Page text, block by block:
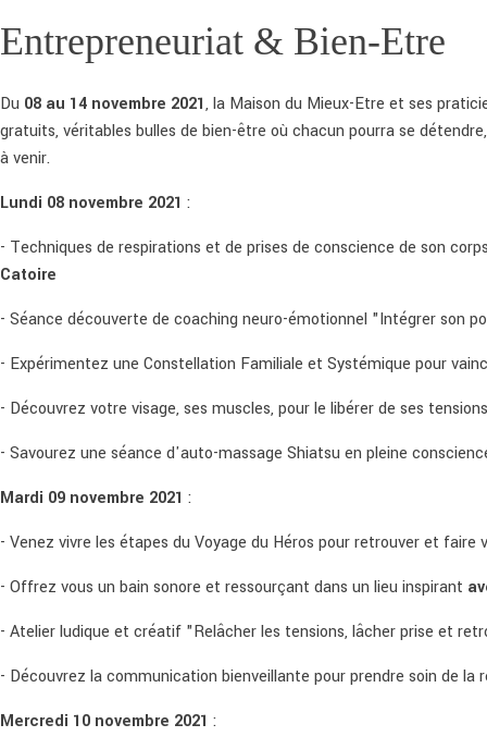
Entrepreneuriat & Bien-Etre
Du 08 au 14 novembre 2021, la Maison du Mieux-Etre et ses
gratuits, véritables bulles de bien-être où chacun pourra se
à venir.
Lundi 08 novembre 2021 :
- Techniques de respirations et de prises de conscience de son
Catoire
- Séance découverte de coaching neuro-émotionnel "Intégrer son
- Expérimentez une Constellation Familiale et Systémique pour
- Découvrez votre visage, ses muscles, pour le libérer de ses
- Savourez une séance d'auto-massage Shiatsu en pleine
Mardi 09 novembre 2021 :
- Venez vivre les étapes du Voyage du Héros pour retrouver et
- Offrez vous un bain sonore et ressourçant dans un lieu inspirant
- Atelier ludique et créatif "Relâcher les tensions, lâcher prise et
- Découvrez la communication bienveillante pour prendre soin de
Mercredi 10 novembre 2021 :